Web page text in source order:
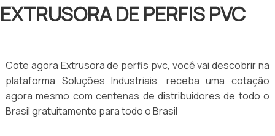
EXTRUSORA DE PERFIS PVC
Cote agora Extrusora de perfis pvc, você vai descobrir na
plataforma Soluções Industriais, receba uma cotação
agora mesmo com centenas de distribuidores de todo o
Brasil gratuitamente para todo o Brasil